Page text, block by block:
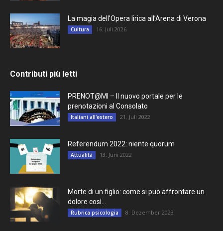
La magia dell’Opera lirica all’Arena di Verona
Cultura 16. Juli 2026
Contributi più letti
PRENOT@MI – Il nuovo portale per le
prenotazioni al Consolato
Italiani all'estero 21. Juli 2022
Referendum 2022: niente quorum
Attualità 13. Juni 2022
Morte di un figlio: come si può affrontare un
dolore così...
Rubrica psicologia 8. Dezember 2023